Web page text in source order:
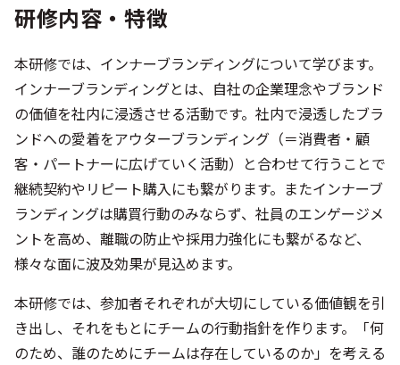
研修内容・特徴
本研修では、インナーブランディングについて学びます。
インナーブランディングとは、自社の企業理念やブランド
の価値を社内に浸透させる活動です。社内で浸透したブラ
ンドへの愛着をアウターブランディング（＝消費者・顧
客・パートナーに広げていく活動）と合わせて行うことで
継続契約やリピート購入にも繋がります。またインナーブ
ランディングは購買行動のみならず、社員のエンゲージメ
ントを高め、離職の防止や採用力強化にも繋がるなど、
様々な面に波及効果が見込めます。
本研修では、参加者それぞれが大切にしている価値観を引
き出し、それをもとにチームの行動指針を作ります。「何
のため、誰のためにチームは存在しているのか」を考える